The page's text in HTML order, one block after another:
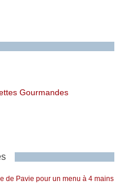
Gourmandes
de Pavie pour un menu à 4 mains